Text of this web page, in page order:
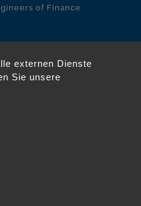
of Finance
externen Dienste
Sie unsere